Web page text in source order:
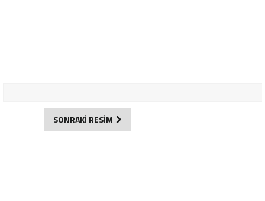
SONRAKİ RESİM